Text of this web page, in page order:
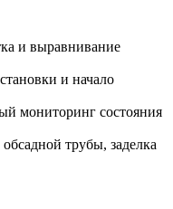
и выравнивание
и начало
мониторинг состояния
обсадной трубы, заделка